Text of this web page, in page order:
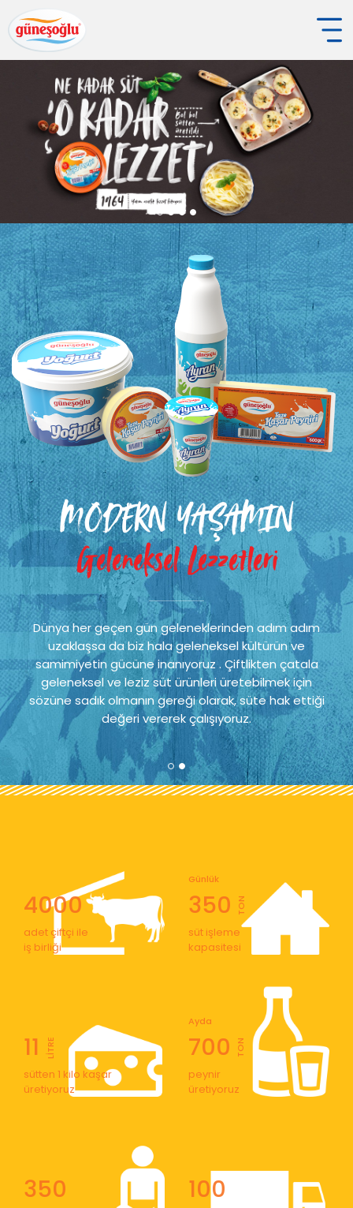
MODERN YAŞAMIN
Geleneksel Lezzetleri
Dünya her geçen gün geleneklerinden adım adım
uzaklaşsa da biz hala geleneksel kültürün ve
samimiyetin gücüne inanıyoruz . Çiftlikten çatala
geleneksel ve leziz süt ürünleri üretebilmek için
sözüne sadık olmanın gereği olarak, süte hak ettiği
değeri vererek çalışıyoruz.
4000
adet çiftçi ile
iş birliği
350
Günlük
TON
süt işleme
kapasitesi
11 LİTRE
sütten 1 kilo kaşar
üretiyoruz
700
Ayda
TON
peynir
üretiyoruz
350 100